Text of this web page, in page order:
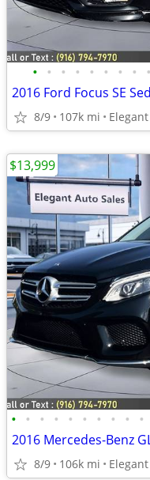
• • • • • • • • •
2016 Ford Focus SE
8/9 107k mi
• • • • • • • • • •
2016 Mercedes-Benz
8/9 106k mi
$13,999